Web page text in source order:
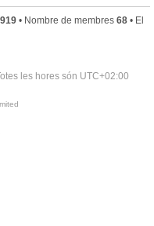
919 • Nombre de membres 68 • El
les hores són UTC+02:00